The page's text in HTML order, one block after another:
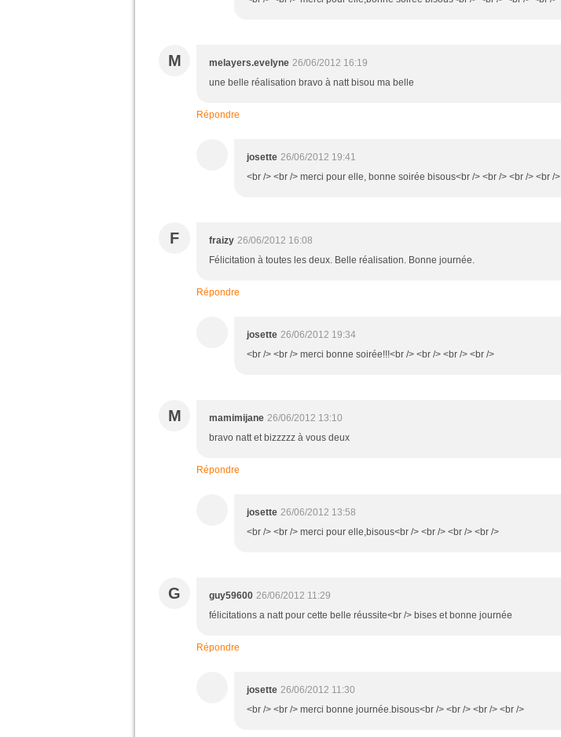
M melayers.evelyne 26/06/2012 16:19
une belle réalisation bravo à natt bisou ma belle
Répondre
josette 26/06/2012 19:41
<br /> <br /> merci pour elle, bonne soirée bisous<br /> <br /> <br /> <br />
F fraizy 26/06/2012 16:08
Félicitation à toutes les deux. Belle réalisation. Bonne journée.
Répondre
josette 26/06/2012 19:34
<br /> <br /> merci bonne soirée!!!<br /> <br /> <br /> <br />
M mamimijane 26/06/2012 13:10
bravo natt et bizzzzz à vous deux
Répondre
josette 26/06/2012 13:58
<br /> <br /> merci pour elle,bisous<br /> <br /> <br /> <br />
G guy59600 26/06/2012 11:29
félicitations a natt pour cette belle réussite<br /> bises et bonne journée
Répondre
josette 26/06/2012 11:30
<br /> <br /> merci bonne journée.bisous<br /> <br /> <br /> <br />